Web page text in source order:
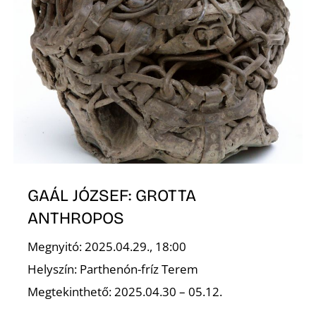
GAÁL JÓZSEF: GROTTA
ANTHROPOS
Megnyitó: 2025.04.29., 18:00
Helyszín: Parthenón-fríz Terem
Megtekinthető: 2025.04.30 – 05.12.